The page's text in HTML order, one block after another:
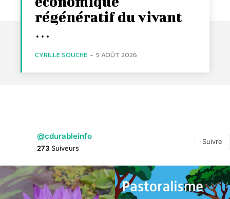
régénératif du vivant
…
CYRILLE SOUCHE - 5 AOÛT 2026
@cdurableinfo
273 Suiveurs
Suivre